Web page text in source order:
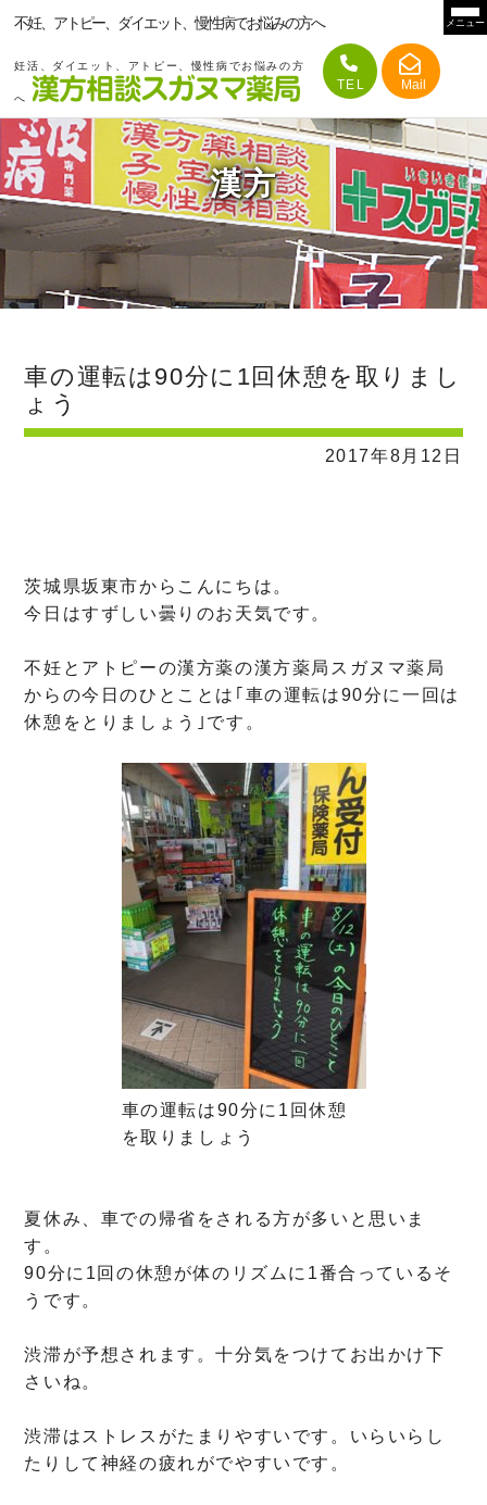
不妊、アトピー、ダイエット、慢性病でお悩みの方へ
妊活、ダイエット、アトピー、慢性病でお悩みの方
へ
メニュー
漢方
車の運転は90分に1回休憩を取りまし
ょう
2017年8月12日
茨城県坂東市からこんにちは。
今日はすずしい曇りのお天気です。
不妊とアトピーの漢方薬の漢方薬局スガヌマ薬局
からの今日のひとことは｢車の運転は90分に一回は
休憩をとりましょう｣です。
車の運転は90分に1回休憩
を取りましょう
夏休み、車での帰省をされる方が多いと思いま
す。
90分に1回の休憩が体のリズムに1番合っているそ
うです。
渋滞が予想されます。十分気をつけてお出かけ下
さいね。
渋滞はストレスがたまりやすいです。いらいらし
たりして神経の疲れがでやすいです。